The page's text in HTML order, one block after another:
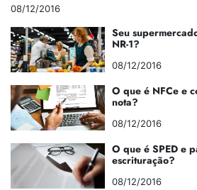
08/12/2016
Seu
NR-1?
08/12/2016
O que é NFCe e
nota?
08/12/2016
O que é SPED e
escrituração?
08/12/2016